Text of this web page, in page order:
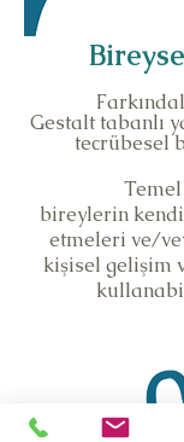
Gestalt tabanlı
tecrübesel
bireylerin
etmeleri ve/
kişisel gelişim